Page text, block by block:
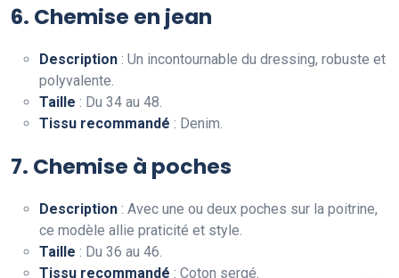
6. Chemise en jean
Description : Un incontournable du dressing, robuste et
polyvalente.
Taille : Du 34 au 48.
Tissu recommandé : Denim.
7. Chemise à poches
Description : Avec une ou deux poches sur la poitrine,
ce modèle allie praticité et style.
Taille : Du 36 au 46.
Tissu recommandé : Coton sergé.